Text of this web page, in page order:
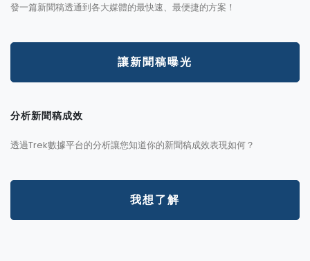
發一篇新聞稿透通到各大媒體的最快速、最便捷的方案！
讓新聞稿曝光
分析新聞稿成效
透過Trek數據平台的分析讓您知道你的新聞稿成效表現如何？
我想了解